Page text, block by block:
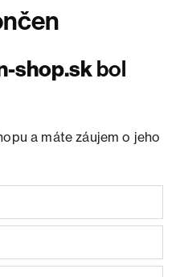
shop.skbol
a máte záujem o jeho